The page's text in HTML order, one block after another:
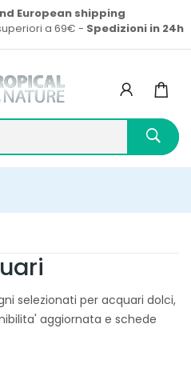
European shipping
a 69€ - Spedizioni in 24h
Prodotti
selezionati per acquari dolci,
aggiornata e schede